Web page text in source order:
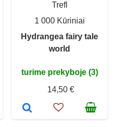
Trefl
1 000 Kūriniai
Hydrangea fairy tale
world
turime prekyboje (3)
14,50 €